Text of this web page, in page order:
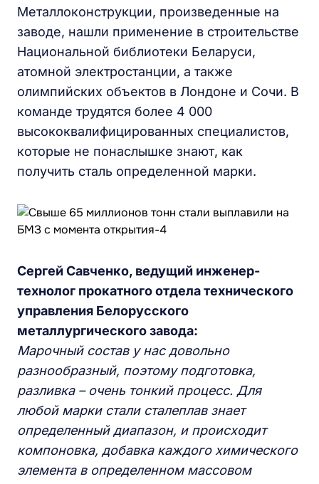
Металлоконструкции, произведенные на
заводе, нашли применение в строительстве
Национальной библиотеки Беларуси,
атомной электростанции, а также
олимпийских объектов в Лондоне и Сочи. В
команде трудятся более 4 000
высококвалифицированных специалистов,
которые не понаслышке знают, как
получить сталь определенной марки.
Сергей Савченко, ведущий инженер-
технолог прокатного отдела технического
управления Белорусского
металлургического завода:
Марочный состав у нас довольно
разнообразный, поэтому подготовка,
разливка – очень тонкий процесс. Для
любой марки стали сталеплав знает
определенный диапазон, и происходит
компоновка, добавка каждого химического
элемента в определенном массовом